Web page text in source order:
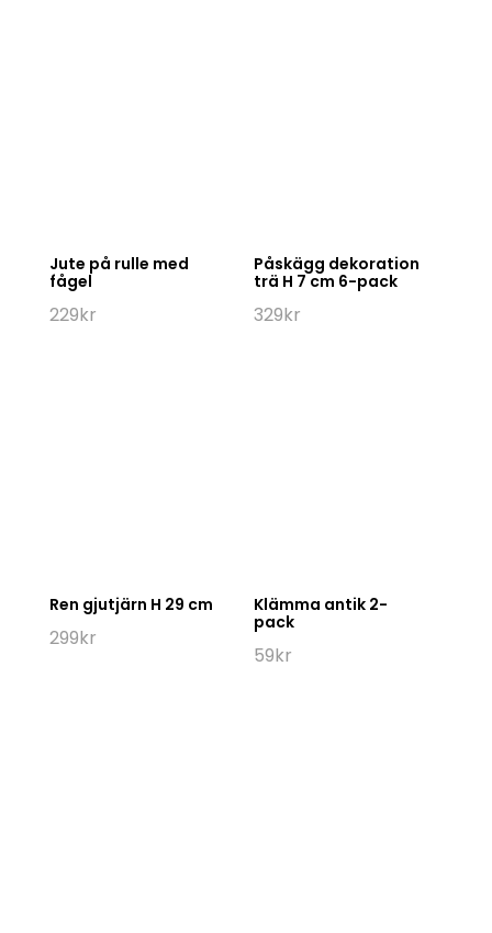
Jute på rulle med
fågel
229kr
Påskägg dekoration
trä H 7 cm 6-pack
329kr
Ren gjutjärn H 29 cm
299kr
Klämma antik 2-
pack
59kr